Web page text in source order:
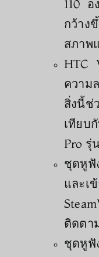
110
กว้าง
สภาพ
HTC
ความ
สิ่งนี้ช่
เทียบ
Pro รุ่
ชุดหูฟั
และเ
ติดตา
ชุดหู